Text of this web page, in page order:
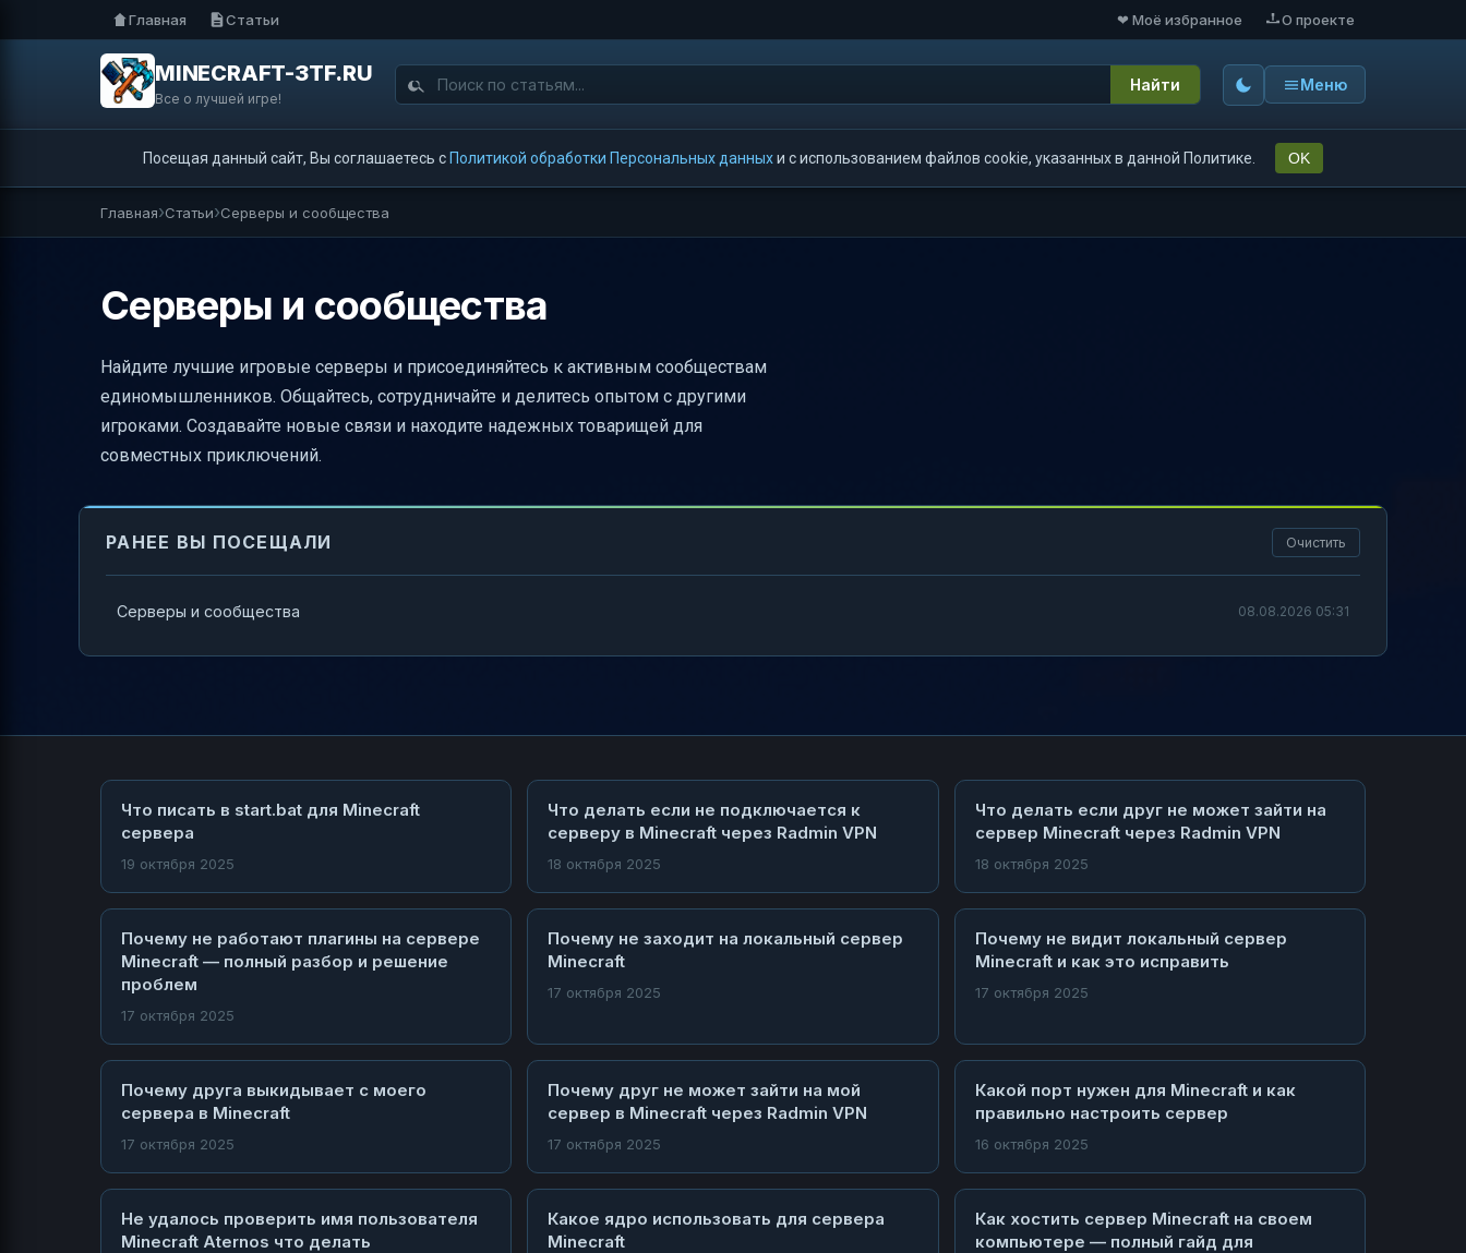
Главная Статьи ❤ Моё избранное О проекте
MINECRAFT-3TF.RU
Все о лучшей игре!
Найти Меню
Посещая данный сайт, Вы соглашаетесь с Политикой обработки Персональных данныхи с использованием файлов cookie, указанных в данной Политике. OK
Главная Статьи Серверы и сообщества
Серверы и сообщества
Найдите лучшие игровые серверы и присоединяйтесь к активным сообществам
единомышленников. Общайтесь, сотрудничайте и делитесь опытом с другими
игроками. Создавайте новые связи и находите надежных товарищей для
совместных приключений.
РАНЕЕ ВЫ ПОСЕЩАЛИ Очистить
Серверы и сообщества 08.08.2026 05:31
Что писать в start.bat для Minecraft
сервера
19 октября 2025
Что делать если не подключается к
серверу в Minecraft через Radmin VPN
18 октября 2025
Что делать если друг не может зайти на
сервер Minecraft через Radmin VPN
18 октября 2025
Почему не работают плагины на сервере
Minecraft — полный разбор и решение
проблем
17 октября 2025
Почему не заходит на локальный сервер
Minecraft
17 октября 2025
Почему не видит локальный сервер
Minecraft и как это исправить
17 октября 2025
Почему друга выкидывает с моего
сервера в Minecraft
17 октября 2025
Почему друг не может зайти на мой
сервер в Minecraft через Radmin VPN
17 октября 2025
Какой порт нужен для Minecraft и как
правильно настроить сервер
16 октября 2025
Не удалось проверить имя пользователя
Minecraft Aternos что делать
Какое ядро использовать для сервера
Minecraft
Как хостить сервер Minecraft на своем
компьютере — полный гайд для